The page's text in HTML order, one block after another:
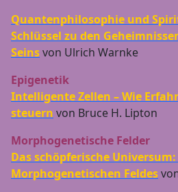
Quantenphilosophie und
Schlüssel zu den
Seinsvon Ulrich Warnke
Epigenetik
Intelligente Zellen – Wie
steuern von Bruce H. Lipton
Morphogenetische Felder
Das schöpferische
Morphogenetischen Feldes